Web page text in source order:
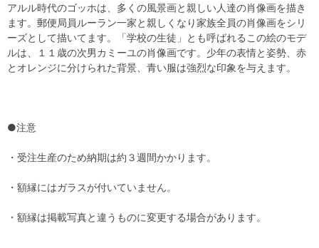
アルル時代のゴッホは、多くの風景画と親しい人達の肖像画を描き
ます。郵便局員ルーラン一家と親しくなり家族全員の肖像画をシリ
ーズとして描いてます。「学校の生徒」とも呼ばれるこの絵のモデ
ルは、１１歳の次男カミーユの肖像画です。少年の表情と姿勢、赤
とオレンジに分けられた背景、青い服は強烈な印象を与えます。
●注意
・受注生産のため納期は約３週間かかります。
・額縁にはガラスが付いていません。
・額縁は掲載写真と違うものに変更する場合があります。